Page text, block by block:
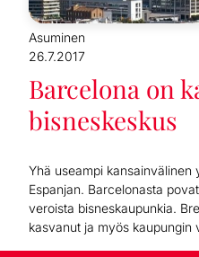
Asuminen
26.7.2017
Barcelona on
bisneskeskus
Yhä useampi kansainvälinen
Espanjan. Barcelonasta
veroista bisneskaupunkia.
kasvanut ja myös kaupungin